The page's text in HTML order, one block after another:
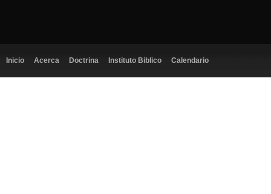
Inicio Acerca Doctrina Instituto Biblico Calendario